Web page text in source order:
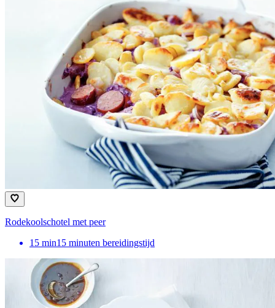
Rodekoolschotel met peer
15 min15 minuten bereidingstijd